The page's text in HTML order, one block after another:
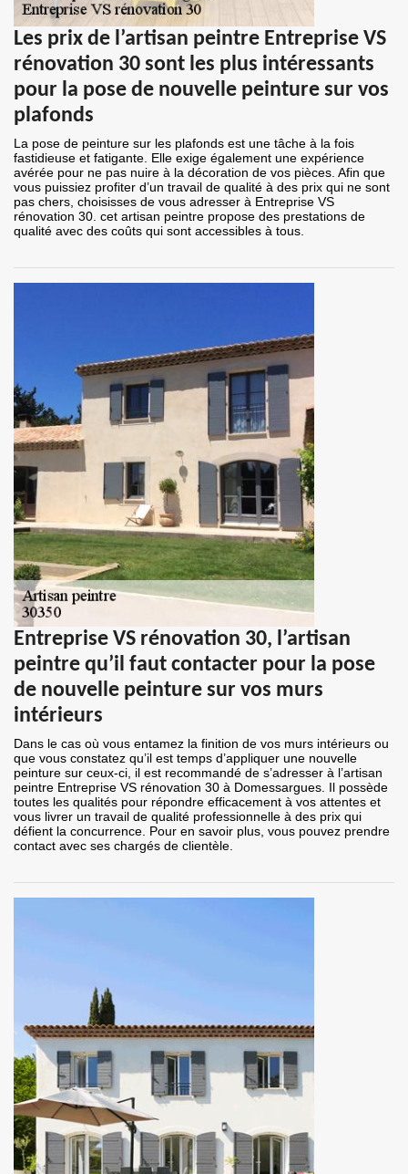
Les prix de l’artisan peintre Entreprise VS
rénovation 30 sont les plus intéressants
pour la pose de nouvelle peinture sur vos
plafonds
La pose de peinture sur les plafonds est une tâche à la fois
fastidieuse et fatigante. Elle exige également une expérience
avérée pour ne pas nuire à la décoration de vos pièces. Afin que
vous puissiez profiter d’un travail de qualité à des prix qui ne sont
pas chers, choisisses de vous adresser à Entreprise VS
rénovation 30. cet artisan peintre propose des prestations de
qualité avec des coûts qui sont accessibles à tous.
Entreprise VS rénovation 30, l’artisan
peintre qu’il faut contacter pour la pose
de nouvelle peinture sur vos murs
intérieurs
Dans le cas où vous entamez la finition de vos murs intérieurs ou
que vous constatez qu’il est temps d’appliquer une nouvelle
peinture sur ceux-ci, il est recommandé de s’adresser à l’artisan
peintre Entreprise VS rénovation 30 à Domessargues. Il possède
toutes les qualités pour répondre efficacement à vos attentes et
vous livrer un travail de qualité professionnelle à des prix qui
défient la concurrence. Pour en savoir plus, vous pouvez prendre
contact avec ses chargés de clientèle.